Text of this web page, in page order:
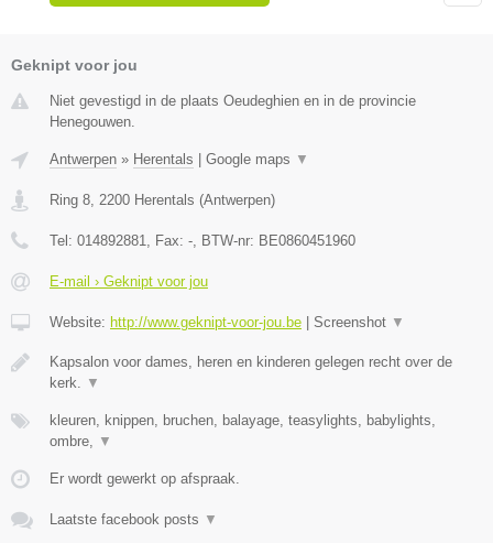
Geknipt voor jou
Niet gevestigd in de plaats Oeudeghien en in de provincie
Henegouwen.
Antwerpen » Herentals | Google maps ▼
Ring 8 2200 Herentals (Antwerpen)
Tel: 014892881 , Fax: - , BTW-nr: BE0860451960
E-mail › Geknipt voor jou
Website: http://www.geknipt-voor-jou.be | Screenshot ▼
Kapsalon voor dames, heren en kinderen gelegen recht over de
kerk.
▼
kleuren, knippen, bruchen, balayage, teasylights, babylights,
ombre,
▼
Er wordt gewerkt op afspraak.
Laatste facebook posts ▼